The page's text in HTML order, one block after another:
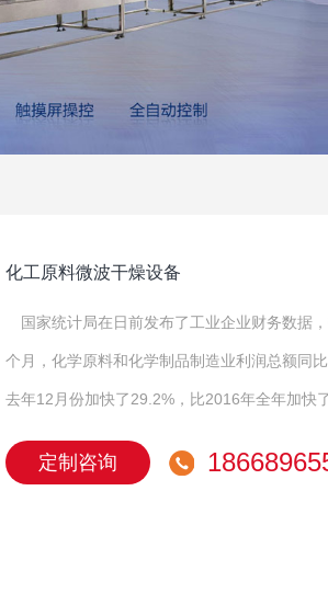
化工原料微波干燥设备
国家统计局在日前发布了工业企业财务数据
个月，化学原料和化学制品制造业利润总额同
去年12月份加快了29.2%，比2016年全年加快
定制咨询